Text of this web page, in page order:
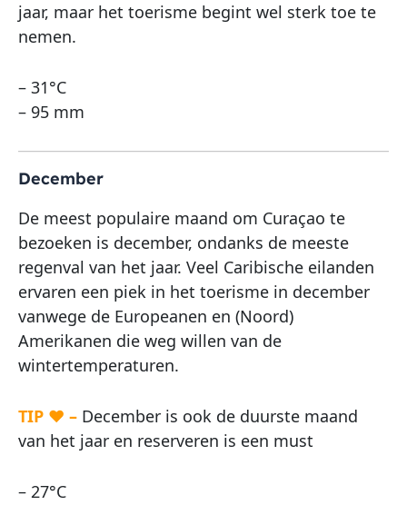
jaar, maar het toerisme begint wel sterk toe te
nemen.
– 31°C
– 95 mm
December
De meest populaire maand om Curaçao te
bezoeken is december, ondanks de meeste
regenval van het jaar. Veel Caribische eilanden
ervaren een piek in het toerisme in december
vanwege de Europeanen en (Noord)
Amerikanen die weg willen van de
wintertemperaturen.
TIP ♥ – December is ook de duurste maand
van het jaar en reserveren is een must
– 27°C